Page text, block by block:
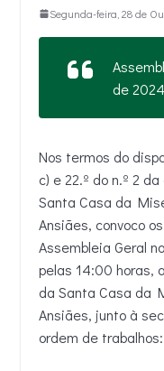
Segunda-feira, 28 de
de
Nos termos do
c) e 22.º do n.º 2
Santa Casa da
Ansiães, convoco
Assembleia Geral
pelas 14:00 horas,
da Santa Casa da
Ansiães, junto à
ordem de trabalhos: